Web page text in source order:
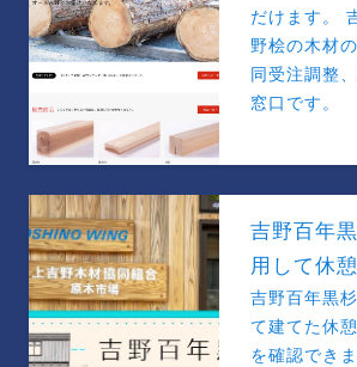
だけます。
野桧の木材
同受注調整
窓口です。
吉野百年
用して休
吉野百年黒
て建てた休
を確認でき